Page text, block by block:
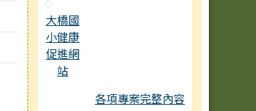
大橋國
小健康
促進網
站
各項專案完整內容